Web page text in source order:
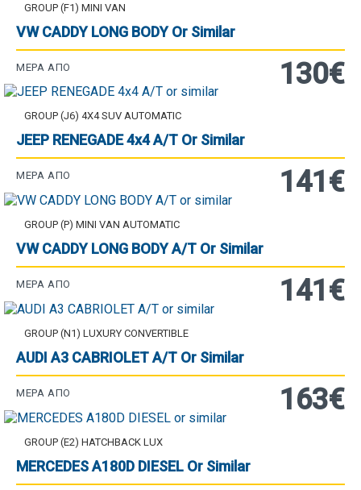
GROUP (F1) MINI VAN
VW CADDY LONG BODY Or Similar
ΜΈΡΑ ΑΠΌ 130€
GROUP (J6) 4X4 SUV AUTOMATIC
JEEP RENEGADE 4x4 A/T Or Similar
ΜΈΡΑ ΑΠΌ 141€
GROUP (P) MINI VAN AUTOMATIC
VW CADDY LONG BODY A/T Or Similar
ΜΈΡΑ ΑΠΌ 141€
GROUP (N1) LUXURY CONVERTIBLE
AUDI A3 CABRIOLET A/T Or Similar
ΜΈΡΑ ΑΠΌ 163€
GROUP (E2) HATCHBACK LUX
MERCEDES A180D DIESEL Or Similar